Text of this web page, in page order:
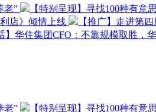
老”
【特别呈现】寻找100种有意
店》倾情上线
【推广】走进第
】华住集团CFO：不靠规模取胜，
老” 【特别呈现】寻找100种有意